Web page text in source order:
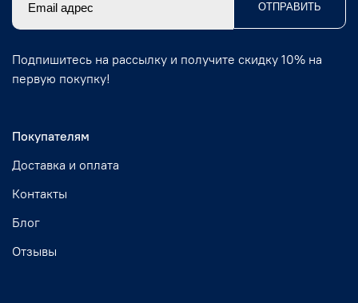
Покупателям
Доставка и оплата
Контакты
Блог
Отзывы
ОТПРАВИТЬ
Подпишитесь на рассылку и получите скидку 10% на
первую покупку!